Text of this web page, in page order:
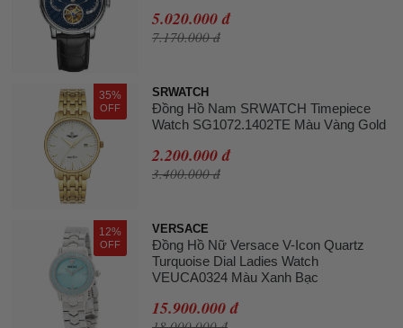
5.020.000 đ
7.170.000 đ
35%
OFF
SRWATCH
Đồng Hồ Nam SRWATCH Timepiece
Watch SG1072.1402TE Màu Vàng Gold
2.200.000 đ
3.400.000 đ
12%
OFF
VERSACE
Đồng Hồ Nữ Versace V-Icon Quartz
Turquoise Dial Ladies Watch
VEUCA0324 Màu Xanh Bạc
15.900.000 đ